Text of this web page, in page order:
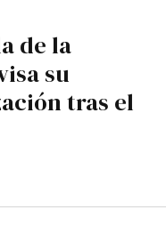
de la
su
tras el